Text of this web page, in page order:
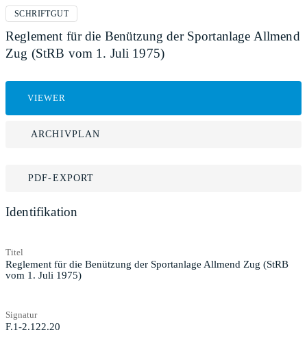
SCHRIFTGUT
Reglement für die Benützung der Sportanlage Allmend
Zug (StRB vom 1. Juli 1975)
VIEWER
ARCHIVPLAN
PDF-EXPORT
Identifikation
Titel
Reglement für die Benützung der Sportanlage Allmend Zug (StRB
vom 1. Juli 1975)
Signatur
F.1-2.122.20